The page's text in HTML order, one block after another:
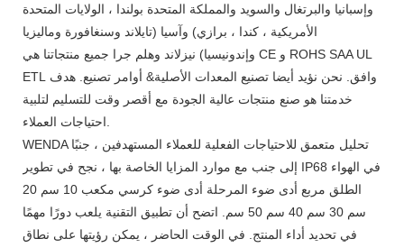
وإسبانيا والبرتغال والسويد والمملكة المتحدة بولندا ، الولايات المتحدة
الأمريكية ، كندا ، برازي) وآسيا (تايلاند وسنغافورة وماليزيا
وإندونيسيا) نيزلاند وهلم جرا جميع منتجاتنا هي CE و ROHS SAA UL
ETL وافق. نحن نؤيد أيضا تصنيع المعدات الأصلية& أوامر تصنيع. هدف
خدمتنا هو صنع منتجات عالية الجودة مع أقصر وقت للتسليم لتلبية
WENDA تحليل متعمق للاحتياجات الفعلية للعملاء المستهدفين ، جنبًا
إلى جنب مع موارد المزايا الخاصة بها ، نجح في تطوير IP68 في الهواء
الطلق مربع أدى ضوء المرحلة أدى ضوء كرسي مكعب 10 سم 20
سم 30 سم 40 سم 50 سم. اتضح أن تطبيق التقنية يلعب دورًا مهمًا
في تحديد أداء المنتج. في الوقت الحاضر ، يمكن رؤيتها على نطاق